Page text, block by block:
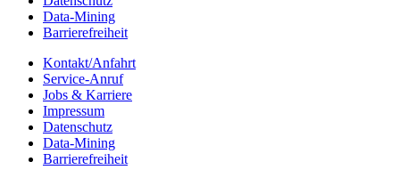
Data-Mining
Barrie­re­frei­heit
Kontakt/​​Anfahrt
Service-Anruf
Jobs & Karriere
Impres­sum
Daten­schutz
Data-Mining
Barrie­re­frei­heit